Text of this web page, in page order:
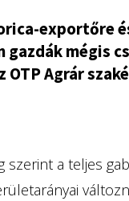
exportőre
mégis
Agrár
a teljes